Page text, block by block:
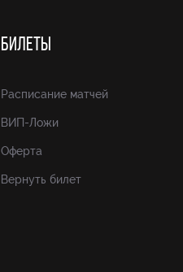
БИЛЕТЫ
Расписание матчей
ВИП-Ложи
Оферта
Вернуть билет